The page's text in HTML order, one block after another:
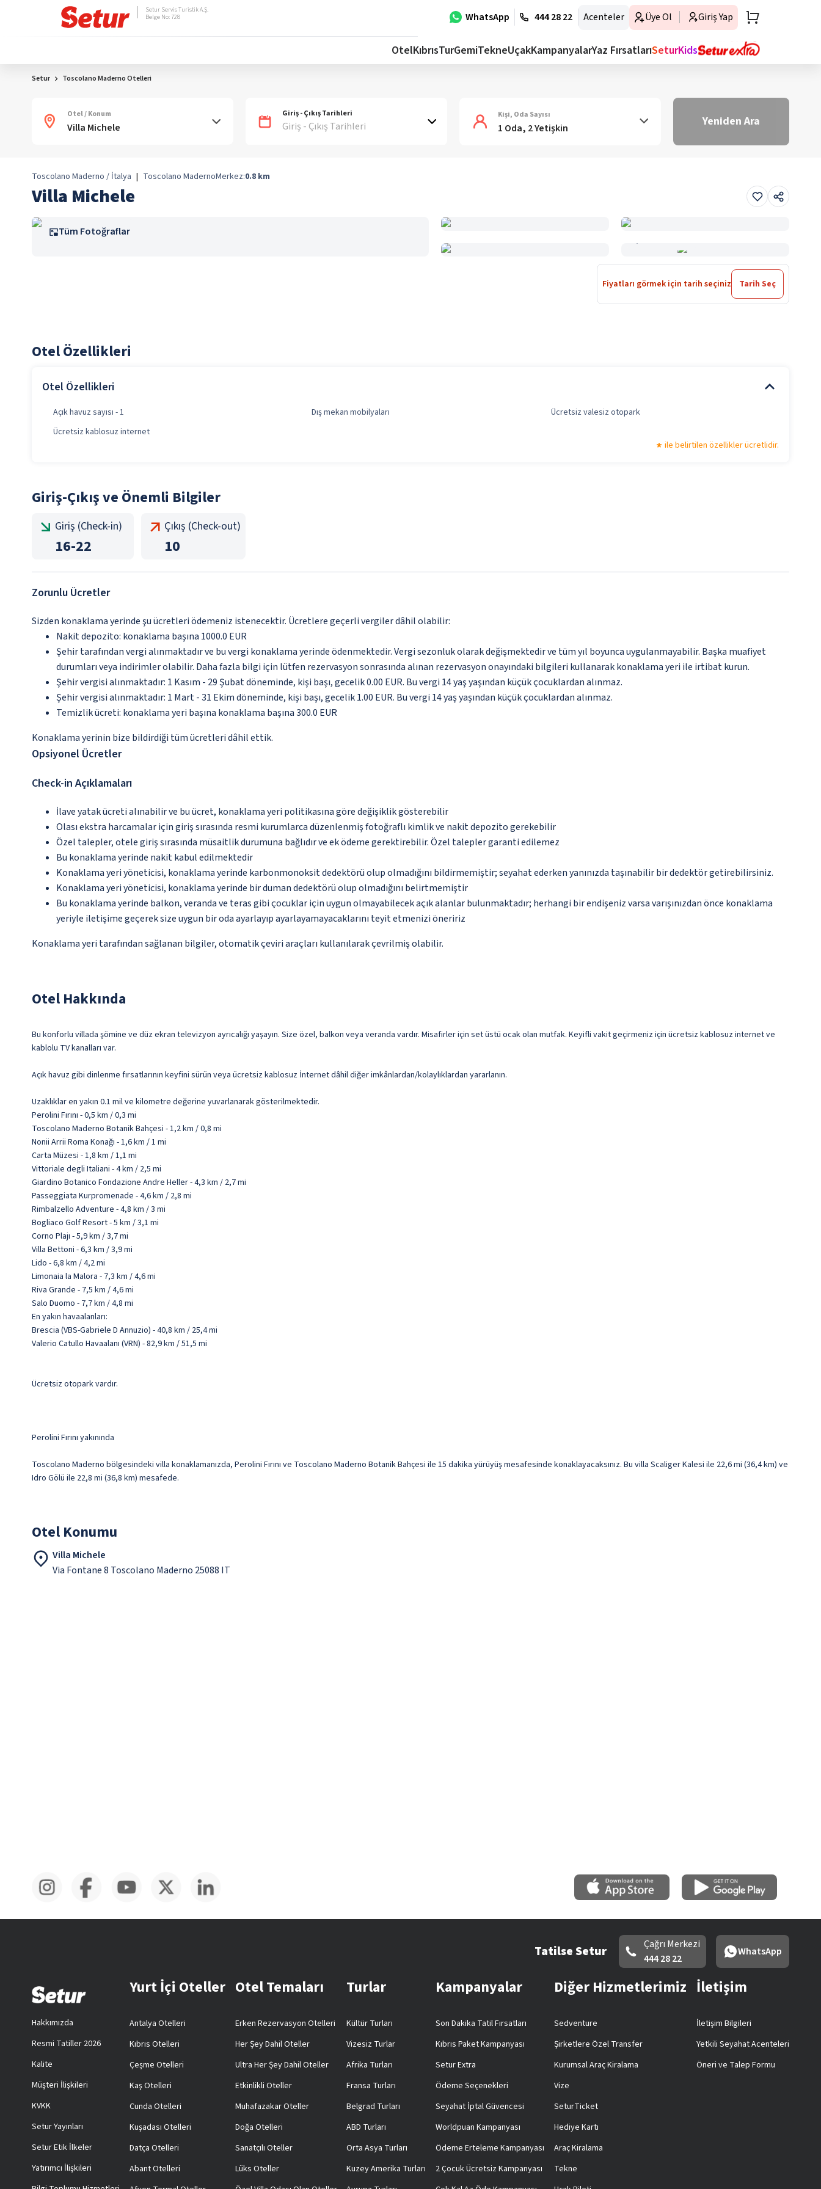
WhatsApp 444 28 22 Acenteler Üye Ol Giriş Yap
Setur Servis Turistik A.Ş.
Belge No: 728
OtelKıbrısTurGemiTekneUçakKampanyalarYaz FırsatlarıSeturKids
Setur Toscolano Maderno Otelleri
Otel / Konum Giriş - Çıkış Tarihleri
Giriş - Çıkış Tarihleri
Kişi, Oda Sayısı
1 Oda, 2 Yetişkin Yeniden Ara
Toscolano Maderno / İtalya | Toscolano MadernoMerkez:0.8 km
Villa Michele
Tüm Fotoğraflar
Fiyatları görmek için tarih seçiniz Tarih Seç
Otel Özellikleri
Otel Özellikleri
Açık havuz sayısı - 1 Dış mekan mobilyaları
Ücretsiz valesiz otopark
Ücretsiz kablosuz internet
ile belirtilen özellikler ücretlidir.
Giriş-Çıkış ve Önemli Bilgiler
Giriş (Check-in)
16-22
Çıkış (Check-out)
10
Zorunlu Ücretler
Sizden konaklama yerinde şu ücretleri ödemeniz istenecektir. Ücretlere geçerli vergiler dâhil olabilir:
Nakit depozito: konaklama başına 1000.0 EUR
Şehir tarafından vergi alınmaktadır ve bu vergi konaklama yerinde ödenmektedir. Vergi sezonluk olarak değişmektedir ve tüm yıl boyunca uygulanmayabilir. Başka muafiyet
durumları veya indirimler olabilir. Daha fazla bilgi için lütfen rezervasyon sonrasında alınan rezervasyon onayındaki bilgileri kullanarak konaklama yeri ile irtibat kurun.
Şehir vergisi alınmaktadır: 1 Kasım - 29 Şubat döneminde, kişi başı, gecelik 0.00 EUR. Bu vergi 14 yaş yaşından küçük çocuklardan alınmaz.
Şehir vergisi alınmaktadır: 1 Mart - 31 Ekim döneminde, kişi başı, gecelik 1.00 EUR. Bu vergi 14 yaş yaşından küçük çocuklardan alınmaz.
Temizlik ücreti: konaklama yeri başına konaklama başına 300.0 EUR
Konaklama yerinin bize bildirdiği tüm ücretleri dâhil ettik.
Opsiyonel Ücretler
Check-in Açıklamaları
İlave yatak ücreti alınabilir ve bu ücret, konaklama yeri politikasına göre değişiklik gösterebilir
Olası ekstra harcamalar için giriş sırasında resmi kurumlarca düzenlenmiş fotoğraflı kimlik ve nakit depozito gerekebilir
Özel talepler, otele giriş sırasında müsaitlik durumuna bağlıdır ve ek ödeme gerektirebilir. Özel talepler garanti edilemez
Bu konaklama yerinde nakit kabul edilmektedir
Konaklama yeri yöneticisi, konaklama yerinde karbonmonoksit dedektörü olup olmadığını bildirmemiştir; seyahat ederken yanınızda taşınabilir bir dedektör getirebilirsiniz.
Konaklama yeri yöneticisi, konaklama yerinde bir duman dedektörü olup olmadığını belirtmemiştir
Bu konaklama yerinde balkon, veranda ve teras gibi çocuklar için uygun olmayabilecek açık alanlar bulunmaktadır; herhangi bir endişeniz varsa varışınızdan önce konaklama
yeriyle iletişime geçerek size uygun bir oda ayarlayıp ayarlayamayacaklarını teyit etmenizi öneririz
Konaklama yeri tarafından sağlanan bilgiler, otomatik çeviri araçları kullanılarak çevrilmiş olabilir.
Otel Hakkında
Bu konforlu villada şömine ve düz ekran televizyon ayrıcalığı yaşayın. Size özel, balkon veya veranda vardır. Misafirler için set üstü ocak olan mutfak. Keyifli vakit geçirmeniz için ücretsiz kablosuz internet ve
kablolu TV kanalları var.
Açık havuz gibi dinlenme fırsatlarının keyfini sürün veya ücretsiz kablosuz İnternet dâhil diğer imkânlardan/kolaylıklardan yararlanın.
Uzaklıklar en yakın 0.1 mil ve kilometre değerine yuvarlanarak gösterilmektedir.
Perolini Fırını - 0,5 km / 0,3 mi
Toscolano Maderno Botanik Bahçesi - 1,2 km / 0,8 mi
Nonii Arrii Roma Konağı - 1,6 km / 1 mi
Carta Müzesi - 1,8 km / 1,1 mi
Vittoriale degli Italiani - 4 km / 2,5 mi
Giardino Botanico Fondazione Andre Heller - 4,3 km / 2,7 mi
Passeggiata Kurpromenade - 4,6 km / 2,8 mi
Rimbalzello Adventure - 4,8 km / 3 mi
Bogliaco Golf Resort - 5 km / 3,1 mi
Corno Plajı - 5,9 km / 3,7 mi
Villa Bettoni - 6,3 km / 3,9 mi
Lido - 6,8 km / 4,2 mi
Limonaia la Malora - 7,3 km / 4,6 mi
Riva Grande - 7,5 km / 4,6 mi
Salo Duomo - 7,7 km / 4,8 mi
En yakın havaalanları:
Brescia (VBS-Gabriele D Annuzio) - 40,8 km / 25,4 mi
Valerio Catullo Havaalanı (VRN) - 82,9 km / 51,5 mi
Ücretsiz otopark vardır.
Perolini Fırını yakınında
Toscolano Maderno bölgesindeki villa konaklamanızda, Perolini Fırını ve Toscolano Maderno Botanik Bahçesi ile 15 dakika yürüyüş mesafesinde konaklayacaksınız. Bu villa Scaliger Kalesi ile 22,6 mi (36,4 km) ve
Idro Gölü ile 22,8 mi (36,8 km) mesafede.
Otel Konumu
Villa Michele
Via Fontane 8 Toscolano Maderno 25088 IT
Tatilse Setur
Çağrı Merkezi
444 28 22
WhatsApp
Hakkımızda
Resmi Tatiller 2026
Kalite
Müşteri İlişkileri
KVKK
Setur Yayınları
Setur Etik İlkeler
Yatırımcı İlişkileri
Yurt İçi Oteller
Antalya Otelleri
Kıbrıs Otelleri
Çeşme Otelleri
Kaş Otelleri
Cunda Otelleri
Kuşadası Otelleri
Datça Otelleri
Abant Otelleri
Otel Temaları
Erken Rezervasyon Otelleri
Her Şey Dahil Oteller
Ultra Her Şey Dahil Oteller
Etkinlikli Oteller
Muhafazakar Oteller
Doğa Otelleri
Sanatçılı Oteller
Lüks Oteller
Turlar
Kültür Turları
Vizesiz Turlar
Afrika Turları
Fransa Turları
Belgrad Turları
ABD Turları
Orta Asya Turları
Kuzey Amerika Turları
Kampanyalar
Son Dakika Tatil Fırsatları
Kıbrıs Paket Kampanyası
Setur Extra
Ödeme Seçenekleri
Seyahat İptal Güvencesi
Worldpuan Kampanyası
Ödeme Erteleme Kampanyası
2 Çocuk Ücretsiz Kampanyası
Diğer Hizmetlerimiz
Sedventure
Şirketlere Özel Transfer
Kurumsal Araç Kiralama
Vize
SeturTicket
Hediye Kartı
Araç Kiralama
Tekne
İletişim
İletişim Bilgileri
Yetkili Seyahat Acenteleri
Öneri ve Talep Formu